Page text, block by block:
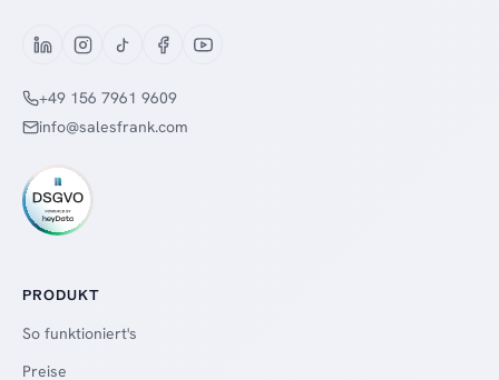
+49 156 7961 9609
info@salesfrank.com
PRODUKT
So funktioniert's
Preise